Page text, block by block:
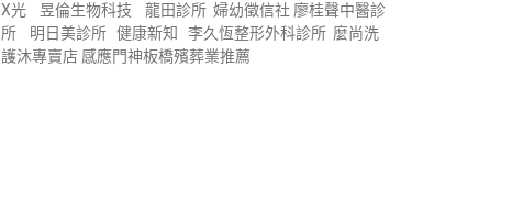
X光
昱倫生物科技 龍田診所 婦幼徵信社 廖桂聲中醫診
所
明日美診所 健康新知 李久恆整形外科診所 麼尚洗
護沐專賣店 感應門神板橋殯葬業推薦